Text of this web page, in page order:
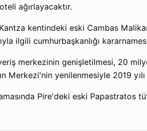
ağırlayacaktır.
kentindeki eski Cambas
ilgili cumhurbaşkanlığı
merkezinin genişletilmesi, 20
Merkezi'nin yenilenmesiyle 2019
Pire'deki eski Papastratos